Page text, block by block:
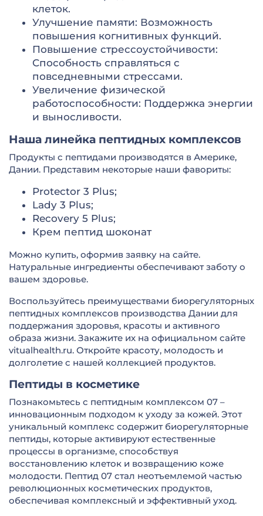
клеток.
Улучшение памяти: Возможность
повышения когнитивных функций.
Повышение стрессоустойчивости:
Способность справляться с
повседневными стрессами.
Увеличение физической
работоспособности: Поддержка энергии
и выносливости.
Наша линейка пептидных комплексов
Продукты с пептидами производятся в Америке,
Дании. Представим некоторые наши фавориты:
Protector 3 Plus;
Lady 3 Plus;
Recovery 5 Plus;
Крем пептид шоконат
Можно купить, оформив заявку на сайте.
Натуральные ингредиенты обеспечивают заботу о
вашем здоровье.
Воспользуйтесь преимуществами биорегуляторных
пептидных комплексов производства Дании для
поддержания здоровья, красоты и активного
образа жизни. Закажите их на официальном сайте
vitualhealth.ru. Откройте красоту, молодость и
долголетие с нашей коллекцией продуктов.
Пептиды в косметике
Познакомьтесь с пептидным комплексом 07 –
инновационным подходом к уходу за кожей. Этот
уникальный комплекс содержит биорегуляторные
пептиды, которые активируют естественные
процессы в организме, способствуя
восстановлению клеток и возвращению коже
молодости. Пептид 07 стал неотъемлемой частью
революционных косметических продуктов,
обеспечивая комплексный и эффективный уход.